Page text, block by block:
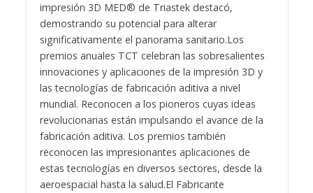
impresión 3D MED® de Triastek destacó,
demostrando su potencial para alterar
significativamente el panorama sanitario.Los
premios anuales TCT celebran las sobresalientes
innovaciones y aplicaciones de la impresión 3D y
las tecnologías de fabricación aditiva a nivel
mundial. Reconocen a los pioneros cuyas ideas
revolucionarias están impulsando el avance de la
fabricación aditiva. Los premios también
reconocen las impresionantes aplicaciones de
estas tecnologías en diversos sectores, desde la
aeroespacial hasta la salud.El Fabricante